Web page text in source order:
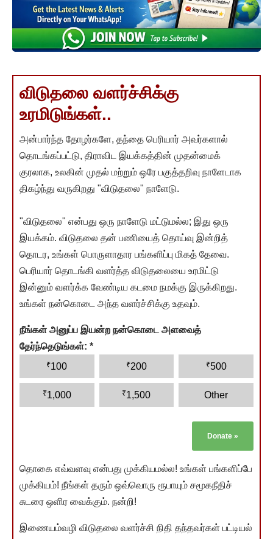
விடுதலை வளர்ச்சிக்கு
உரமிடுங்கள்..
அன்பார்ந்த தோழர்களே, தந்தை பெரியார் அவர்களால்
தொடங்கப்பட்டு, திராவிட இயக்கத்தின் முதன்மைக்
குரலாக, உலகின் முதல் மற்றும் ஒரே பகுத்தறிவு நாளேடாக
திகழ்ந்து வருகிறது "விடுதலை" நாளேடு.
"விடுதலை" என்பது ஒரு நாளேடு மட்டுமல்ல; இது ஒரு
இயக்கம். விடுதலை தன் பணியைத் தொய்வு இன்றித்
தொடர, உங்கள் பொருளாதார பங்களிப்பு மிகத் தேவை.
பெரியார் தொடங்கி வளர்த்த விடுதலையை உரமிட்டு
இன்னும் வளர்க்க வேண்டிய கடமை நமக்கு இருக்கிறது.
உங்கள் நன்கொடை அந்த வளர்ச்சிக்கு உதவும்.
நீங்கள் அனுப்ப இயன்ற நன்கொடை அளவைத்
தேர்ந்தெடுங்கள்: *
₹100 ₹200 ₹500
₹1,000 ₹1,500 Other
Donate »
தொகை எவ்வளவு என்பது முக்கியமல்ல! உங்கள் பங்களிப்பே
முக்கியம்! நீங்கள் தரும் ஒவ்வொரு ரூபாயும் சமூகநீதிச்
சுடரை ஒளிர வைக்கும். நன்றி!
இணையம்வழி விடுதலை வளர்ச்சி நிதி தந்தவர்கள் பட்டியல்